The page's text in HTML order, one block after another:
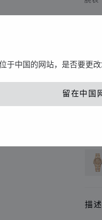
中国的网站，是否要更改
留在中国
33
描